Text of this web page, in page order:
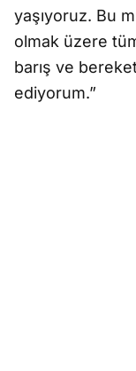
yaşıyoruz. Bu
olmak üzere
barış ve
ediyorum.”